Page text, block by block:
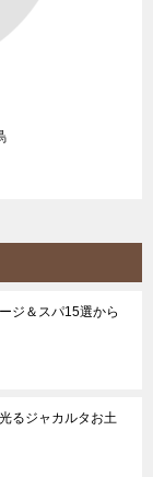
ジ＆スパ15選から
るジャカルタお土